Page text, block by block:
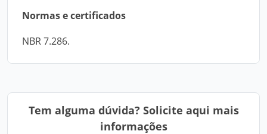
Normas e certificados
NBR 7.286.
Tem alguma dúvida? Solicite aqui mais
informações